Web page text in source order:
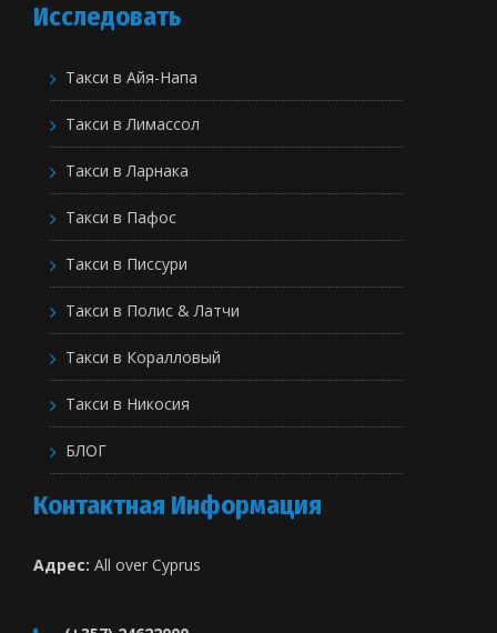
Исследовать
Такси в Айя-Напа
Такси в Лимассол
Такси в Ларнака
Такси в Пафос
Такси в Писсури
Такси в Полис & Латчи
Такси в Коралловый
Такси в Никосия
БЛОГ
Контактная Информация
Адрес: All over Cyprus